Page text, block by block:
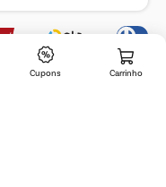
Cupons